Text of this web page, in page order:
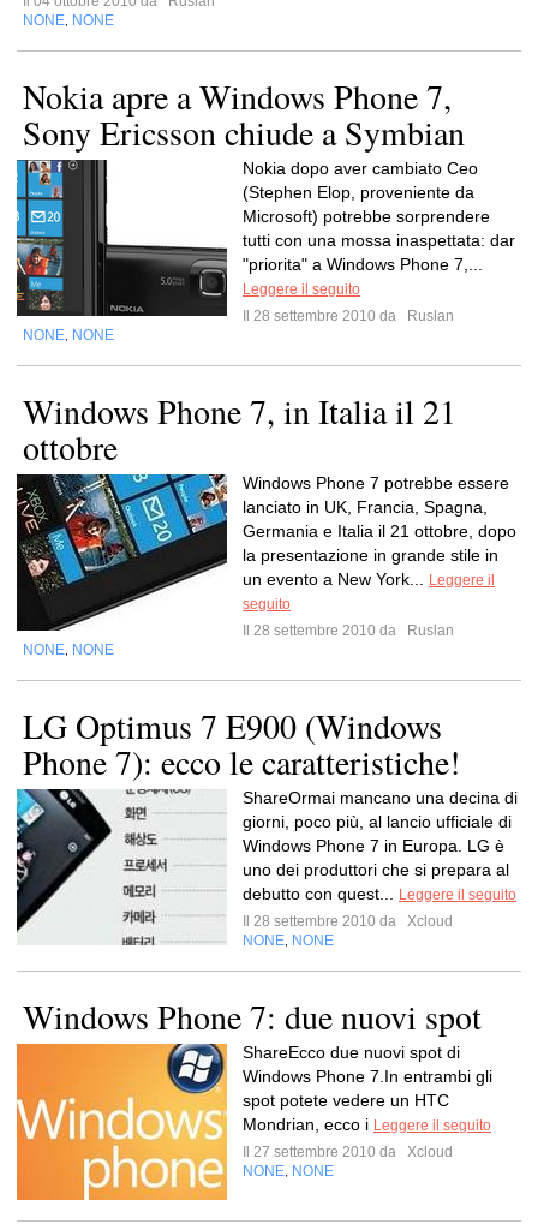
NONE NONE
Nokia apre a Windows Phone 7,
Sony Ericsson chiude a Symbian
Nokia dopo aver cambiato Ceo
(Stephen Elop, proveniente da
Microsoft) potrebbe sorprendere
tutti con una mossa inaspettata: dar
"priorita" a Windows Phone 7,...
Leggere il seguito
Il 28 settembre 2010 da
Ruslan
NONE NONE
Windows Phone 7, in Italia il 21
ottobre
Windows Phone 7 potrebbe essere
lanciato in UK, Francia, Spagna,
Germania e Italia il 21 ottobre, dopo
la presentazione in grande stile in
un evento a New York...
Leggere il
seguito
Il 28 settembre 2010 da
Ruslan
NONE NONE
LG Optimus 7 E900 (Windows
Phone 7): ecco le caratteristiche!
ShareOrmai mancano una decina di
giorni, poco più, al lancio ufficiale di
Windows Phone 7 in Europa. LG è
uno dei produttori che si prepara al
debutto con quest...
Leggere il seguito
Il 28 settembre 2010 da
Xcloud
NONE NONE
Windows Phone 7: due nuovi spot
ShareEcco due nuovi spot di
Windows Phone 7.In entrambi gli
spot potete vedere un HTC
Mondrian, ecco i Leggere il seguito
Il 27 settembre 2010 da
Xcloud
NONE NONE